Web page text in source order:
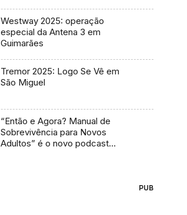
Westway 2025: operação
especial da Antena 3 em
Guimarães
Tremor 2025: Logo Se Vê em
São Miguel
“Então e Agora? Manual de
Sobrevivência para Novos
Adultos” é o novo podcast
PUB